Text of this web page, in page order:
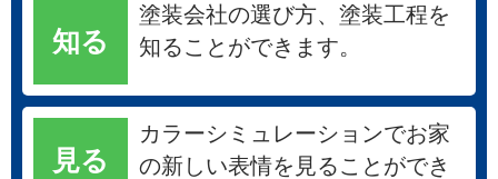
知る
塗装会社の選び方、塗装工程を
知ることができます。
見る
カラーシミュレーションでお家
の新しい表情を見ることができ